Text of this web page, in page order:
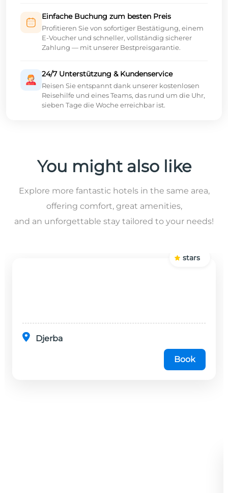
Einfache Buchung zum besten Preis
Profitieren Sie von sofortiger Bestätigung, einem
E-Voucher und schneller, vollständig sicherer
Zahlung — mit unserer Bestpreisgarantie.
24/7 Unterstützung & Kundenservice
Reisen Sie entspannt dank unserer kostenlosen
Reisehilfe und eines Teams, das rund um die Uhr,
sieben Tage die Woche erreichbar ist.
You might also like
Explore more fantastic hotels in the same area,
offering comfort, great amenities,
and an unforgettable stay tailored to your needs!
Djerba
stars
Book